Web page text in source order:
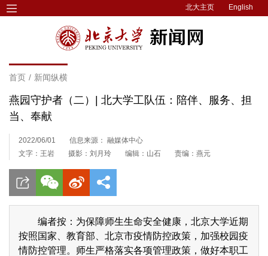
北大主页 English
首页 / 新闻纵横
燕园守护者（二）| 北大学工队伍：陪伴、服务、担
当、奉献
2022/06/01
信息来源： 融媒体中心
文字：王岩
摄影：刘月玲 编辑：山石 责编：燕元
编者按：为保障师生生命安全健康，北京大学近期
按照国家、教育部、北京市疫情防控政策，加强校园疫
情防控管理。师生严格落实各项管理政策，做好本职工